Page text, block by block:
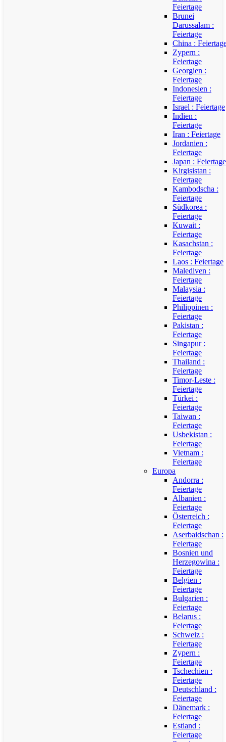
Feiertage
Brunei
Darussalam :
Feiertage
China :
Zypern :
Feiertage
Georgien :
Feiertage
Indonesien :
Feiertage
Israel : Feiertage
Indien :
Feiertage
Iran : Feiertage
Jordanien :
Feiertage
Japan : Feiertage
Kirgisistan :
Feiertage
Kambodscha :
Feiertage
Südkorea :
Feiertage
Kuwait :
Feiertage
Kasachstan :
Feiertage
Laos : Feiertage
Malediven :
Feiertage
Malaysia :
Feiertage
Philippinen :
Feiertage
Pakistan :
Feiertage
Singapur :
Feiertage
Thailand :
Feiertage
Timor-Leste :
Feiertage
Türkei :
Feiertage
Taiwan :
Feiertage
Usbekistan :
Feiertage
Vietnam :
Feiertage
Europa
Andorra :
Feiertage
Albanien :
Feiertage
Österreich :
Feiertage
Aserbaidschan :
Feiertage
Bosnien und
Herzegowina :
Feiertage
Belgien :
Feiertage
Bulgarien :
Feiertage
Belarus :
Feiertage
Schweiz :
Feiertage
Zypern :
Feiertage
Tschechien :
Feiertage
Deutschland :
Feiertage
Dänemark :
Feiertage
Estland :
Feiertage